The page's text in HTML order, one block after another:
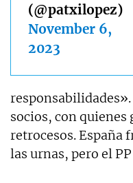
(@patxilopez)
November 6,
2023
socios, con
retrocesos. España
las urnas, pero el